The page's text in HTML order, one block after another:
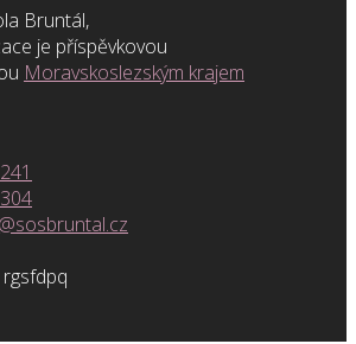
Bruntál,
je příspěvkovou
Moravskoslezským krajem
rgsfdpq